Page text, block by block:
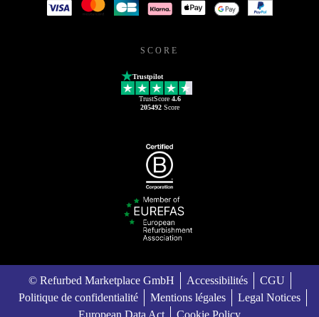
SCORE
Trustpilot
TrustScore 4.6
205492Score
© Refurbed Marketplace GmbH Accessibilités
CGU
Politique de confidentialité
Mentions légales
Legal Notices
European Data Act
Cookie Policy